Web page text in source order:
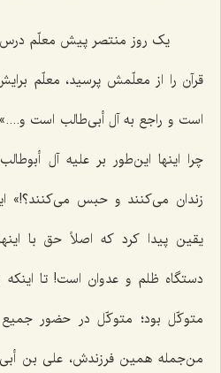
یک روز منتصر پیش معلّم درس
قرآن را از معلّمش پرسید، معلّم
است و راجع به آل أبی‌طالب است
چرا اینها این‌طور بر علیه آل
زندان می‌کنند و حبس می‌کنند؟!»
یقین پیدا کرد که اصلاً حق با
دستگاه ظلم و عدوان است! تا
متوکّل بود؛ متوکّل در حضور
من‌جمله همین فرزندش، علی بن